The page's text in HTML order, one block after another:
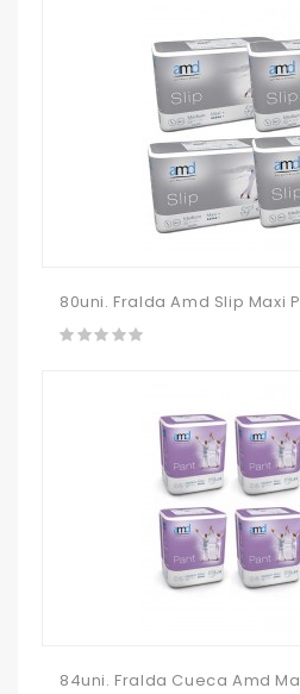
84uni. Fralda Cueca Amd